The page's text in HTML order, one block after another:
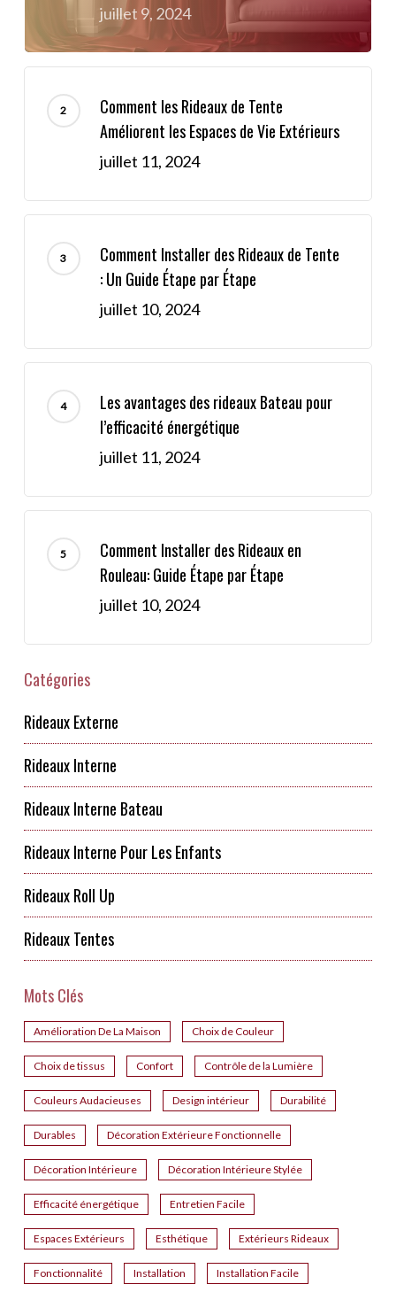
juillet 9, 2024
Comment les Rideaux de Tente
Améliorent les Espaces de Vie Extérieurs
juillet 11, 2024
Comment Installer des Rideaux de Tente
: Un Guide Étape par Étape
juillet 10, 2024
Les avantages des rideaux Bateau pour
l’efficacité énergétique
juillet 11, 2024
Comment Installer des Rideaux en
Rouleau: Guide Étape par Étape
juillet 10, 2024
Catégories
Rideaux Externe
Rideaux Interne
Rideaux Interne Bateau
Rideaux Interne Pour Les Enfants
Rideaux Roll Up
Rideaux Tentes
Mots Clés
Amélioration De La Maison Choix de Couleur
Choix de tissus Confort Contrôle de la Lumière
Couleurs Audacieuses Design intérieur Durabilité
Durables Décoration Extérieure Fonctionnelle
Décoration Intérieure Décoration Intérieure Stylée
Efficacité énergétique Entretien Facile
Espaces Extérieurs Esthétique Extérieurs Rideaux
Fonctionnalité Installation Installation Facile